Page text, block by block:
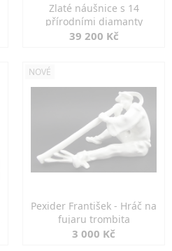
Zlaté náušnice s 14
přírodními diamanty
39 200 Kč
NOVÉ
Pexider František - Hráč na
fujaru trombita
3 000 Kč